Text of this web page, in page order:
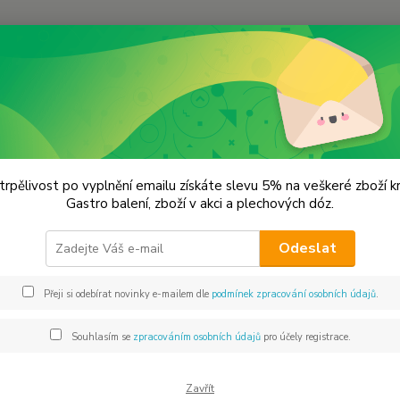
Mlýnky na koření Mlýnek na koření -3,501090,103 VÝPRODEJ
na koření -3,501090,103
po vyplnění emailu získáte slevu 5% na veškeré zboží
Gastro balení, zboží v akci a plechových dóz.
Odeslat
Přeji si odebírat novinky e-mailem dle podmínek zpracování osobních údajů.
Souhlasím se zpracováním osobních údajůpro účely registrace.
Zavřít